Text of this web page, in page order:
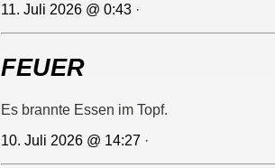
11. Juli 2026 @ 0:43 ·
FEUER
Es brannte Essen im Topf.
10. Juli 2026 @ 14:27 ·